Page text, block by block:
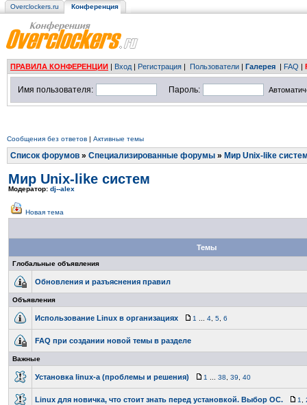
Overclockers.ru Конференция
ПРАВИЛА КОНФЕРЕНЦИИ | Вход | Регистрация | Пользователи | Галерея | FAQ |
Имя пользователя: Пароль:
Сообщения без ответов | Активные темы
Список форумов » Специализированные форумы » Мир Unix-like
Мир Unix-like систем
Модератор: dj--alex
Новая тема
Темы
Глобальные объявления
Обновления и разъяснения правил
Объявления
Использование Linux в организациях 1 4 5 6
FAQ при создании новой темы в разделе
Важные
Установка linux-a (проблемы и решения) 1 38 39 40
Linux для новичка, что стоит знать перед установкой. Выбор ОС. 1